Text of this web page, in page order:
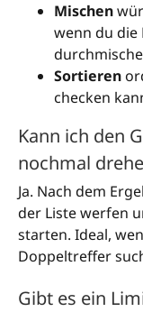
Mischen
wenn du die
Sortieren
checken
Kann ich den
nochmal
Ja. Nach dem
der Liste werfen
starten. Ideal,
Doppeltreffer
Gibt es ein